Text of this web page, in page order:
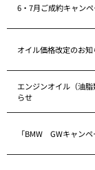
6・7月ご成約キャンペ
オイル価格改定のお知
エンジンオイル（油
らせ
「BMW GWキャンペ